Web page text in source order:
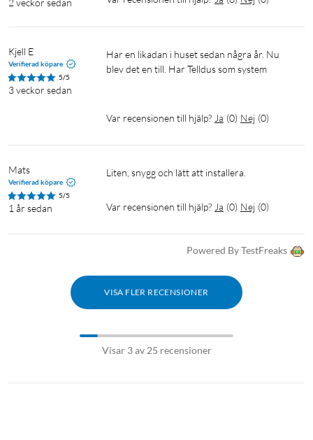
2 veckor sedan
Kjell E
Verifierad köpare
5/5
3 veckor sedan
Har en likadan i huset sedan några år. Nu
blev det en till. Har Telldus som system
Var recensionen till hjälp? Ja (0) Nej (0)
Mats
Verifierad köpare
5/5
1 år sedan
Liten, snygg och lätt att installera.
Var recensionen till hjälp? Ja (0) Nej (0)
Powered By TestFreaks
VISA FLER RECENSIONER
Visar 3 av 25 recensioner